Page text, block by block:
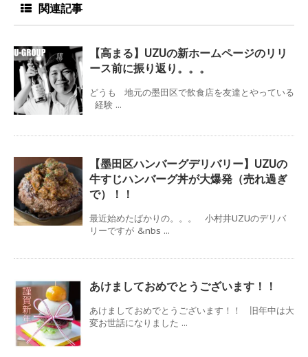
関連記事
【高まる】UZUの新ホームページのリリ
ース前に振り返り。。。
どうも 地元の墨田区で飲食店を友達とやっている
経験 ...
【墨田区ハンバーグデリバリー】UZUの
牛すじハンバーグ丼が大爆発（売れ過ぎ
で）！！
最近始めたばかりの。。。 小村井UZUのデリバ
リーですが &nbs ...
あけましておめでとうございます！！
あけましておめでとうございます！！ 旧年中は大
変お世話になりました ...